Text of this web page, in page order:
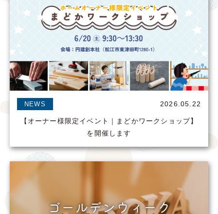
NEWS 2026.05.22
【オーナー様限定イベント｜まどかワークショップ】
を開催します